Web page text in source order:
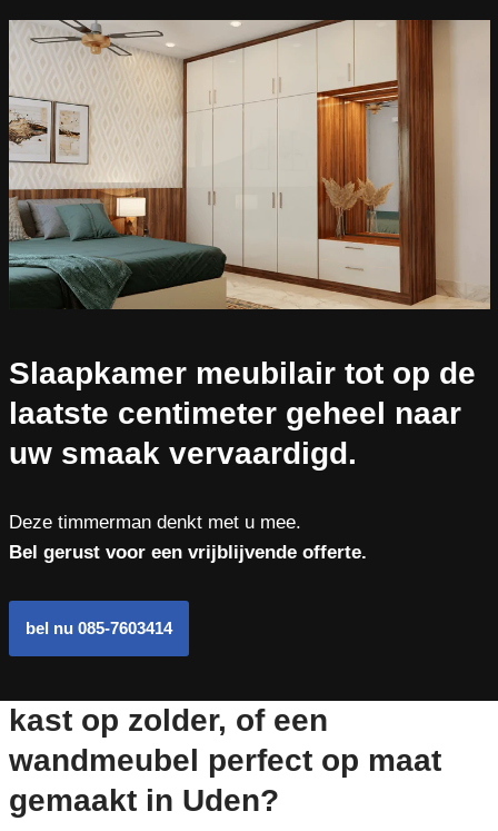
Slaapkamer meubilair tot op de
laatste centimeter geheel naar
uw smaak vervaardigd.
Deze timmerman denkt met u mee.
Bel gerust voor een vrijblijvende offerte.
bel nu 085-7603414
kast op zolder, of een
wandmeubel perfect op maat
gemaakt in Uden?